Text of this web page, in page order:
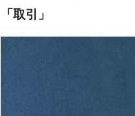
「取引」